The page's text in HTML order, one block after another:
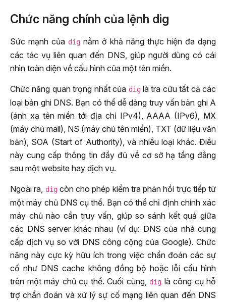
Chức năng chính của lệnh dig
Sức mạnh của dig nằm ở khả năng thực hiện đa dạng
các tác vụ liên quan đến DNS, giúp người dùng có cái
nhìn toàn diện về cấu hình của một tên miền.
Chức năng quan trọng nhất của diglà tra cứu tất cả các
loại bản ghi DNS. Bạn có thể dễ dàng truy vấn bản ghi A
(ánh xạ tên miền tới địa chỉ IPv4), AAAA (IPv6), MX
(máy chủ mail), NS (máy chủ tên miền), TXT (dữ liệu văn
bản), SOA (Start of Authority), và nhiều loại khác. Điều
này cung cấp thông tin đầy đủ về cơ sở hạ tầng đằng
sau một website hay dịch vụ.
Ngoài ra, digcòn cho phép kiểm tra phản hồi trực tiếp từ
một máy chủ DNS cụ thể. Bạn có thể chỉ định chính xác
máy chủ nào cần truy vấn, giúp so sánh kết quả giữa
các DNS server khác nhau (ví dụ: DNS của nhà cung
cấp dịch vụ so với DNS công cộng của Google). Chức
năng này cực kỳ hữu ích trong việc chẩn đoán các sự
cố như DNS cache không đồng bộ hoặc lỗi cấu hình
trên một máy chủ cụ thể. Cuối cùng,
dig là công cụ hỗ
trợ chẩn đoán và xử lý sự cố mạng liên quan đến DNS